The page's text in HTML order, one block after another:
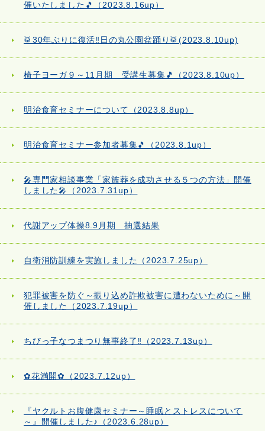
催いたしました🎵（2023.8.16up）
🥁30年ぶりに復活‼日の丸公園盆踊り🥁(2023.8.10up)
椅子ヨーガ９～11月期 受講生募集🎵（2023.8.10up）
明治食育セミナーについて（2023.8.8up）
明治食育セミナー参加者募集🎵（2023.8.1up）
🎤専門家相談事業「家族葬を成功させる５つの方法」開催
しました🎤（2023.7.31up）
代謝アップ体操8.9月期 抽選結果
自衛消防訓練を実施しました（2023.7.25up）
犯罪被害を防ぐ～振り込め詐欺被害に遭わないために～開
催しました（2023.7.19up）
ちびっ子なつまつり無事終了‼（2023.7.13up）
✿花満開✿（2023.7.12up）
『ヤクルトお腹健康セミナー～睡眠とストレスについて
～』開催しました♪（2023.6.28up）